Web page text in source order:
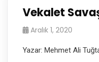
Vekalet
Aralık 1, 2020
Yazar: Mehmet Ali